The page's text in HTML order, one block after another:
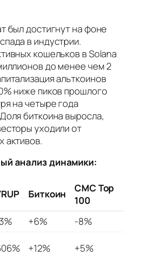
был достигнут на фоне
в индустрии.
кошельков в Solana
до менее чем 2
альткоинов
ниже пиков прошлого
на четыре года
биткоина выросла,
уходили от
активов.
анализ динамики:
Биткоин
CMC Top
100
+6%
-8%
+12% +5%